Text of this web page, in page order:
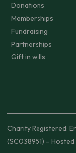
Donations
Memberships
Fundraising
Partnerships
Gift in wills
Charity Registered:
(SC038951) –